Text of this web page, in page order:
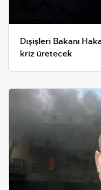
Dışişleri Bakanı
kriz üretecek